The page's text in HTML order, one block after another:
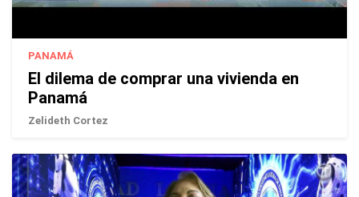
PANAMÁ
El dilema de comprar una vivienda en
Panamá
Zelideth Cortez